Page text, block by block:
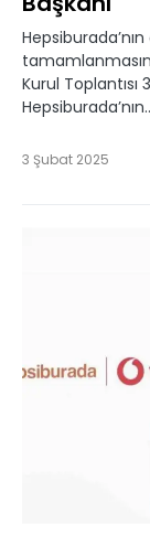
Kurul
3 Şubat 2025